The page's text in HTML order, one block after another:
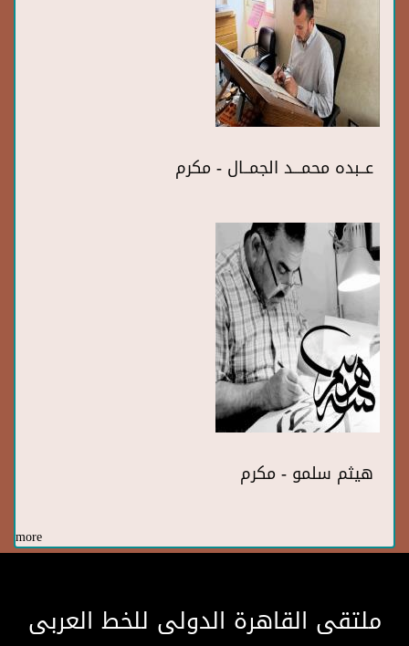
عــبده محمـــد الجمــال - مكرم
هيثم سلمو - مكرم
more
ملتقى القاهرة الدولى للخط العربى